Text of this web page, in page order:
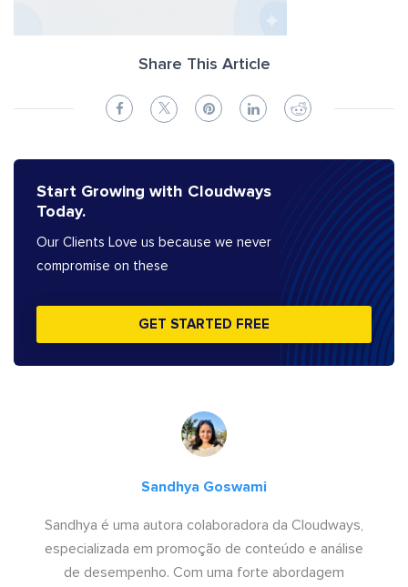
Share This Article
Start Growing with Cloudways
Today.
Our Clients Love us because we never
compromise on these
GET STARTED FREE
Sandhya Goswami
Sandhya é uma autora colaboradora da Cloudways,
especializada em promoção de conteúdo e análise
de desempenho. Com uma forte abordagem